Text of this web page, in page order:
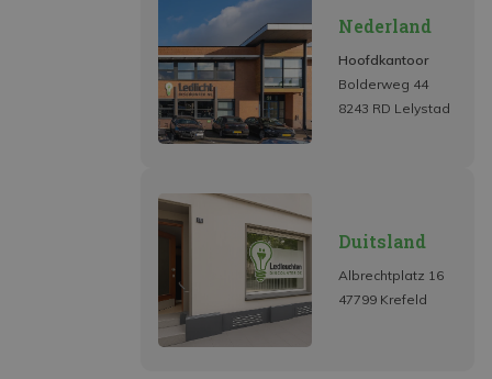
Nederland
Hoofdkantoor
Bolderweg 44
8243 RD Lelystad
Duitsland
Albrechtplatz 16
47799 Krefeld